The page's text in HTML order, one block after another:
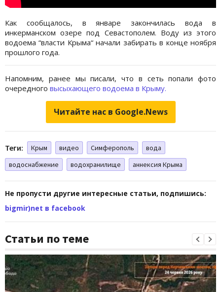
Как сообщалось, в январе закончилась вода в
инкерманском озере под Севастополем. Воду из этого
водоема “власти Крыма“ начали забирать в конце ноября
прошлого года.
Напомним, ранее мы писали, что в сеть попали фото
очередного высыхающего водоема в Крыму.
Читайте нас в Google.News
Теги: Крым видео Симферополь
вода
водоснабжение
водохранилище аннексия Крыма
Не пропусти другие интересные статьи, подпишись:
bigmir)net в facebook
Статьи по теме